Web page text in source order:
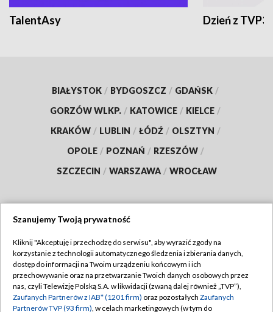
TalentAsy Dzień z TVP3
BIAŁYSTOK / BYDGOSZCZ / GDAŃSK /
GORZÓW WLKP. / KATOWICE / KIELCE /
KRAKÓW / LUBLIN / ŁÓDŹ / OLSZTYN /
OPOLE / POZNAŃ / RZESZÓW /
SZCZECIN / WARSZAWA / WROCŁAW
TVP
Abonament TVP
Emisja w TVP
Regulamin TVP
Polityka prywatności
Szanujemy Twoją prywatność
Kliknij "Akceptuję i przechodzę do serwisu", aby wyrazić zgody na
korzystanie z technologii automatycznego śledzenia i zbierania danych,
dostęp do informacji na Twoim urządzeniu końcowym i ich
przechowywanie oraz na przetwarzanie Twoich danych osobowych przez
nas, czyli Telewizję Polską S.A. w likwidacji (zwaną dalej również „TVP”),
Zaufanych Partnerów z IAB* (1201 firm) oraz pozostałych Zaufanych
Partnerów TVP (93 firm), w celach marketingowych (w tym do